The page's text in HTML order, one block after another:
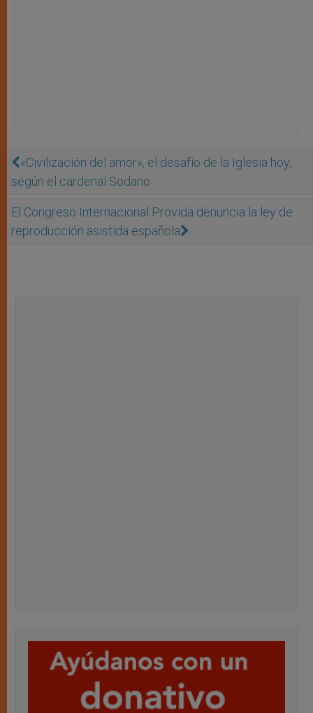
«Civilización del amor», el desafío de la Iglesia hoy;
según el cardenal Sodano
El Congreso Internacional Provida denuncia la ley de
reproducción asistida española